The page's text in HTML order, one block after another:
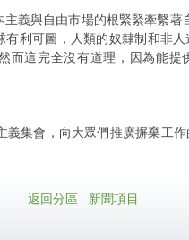
義與自由市場的根緊緊牽繫著
利可圖，人類的奴隸制和非
而這完全沒有道理，因為能提
義集會，向大眾們推廣摒棄工
返回分區
新聞項目